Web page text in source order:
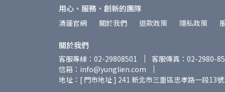
用心、服務、創新的團隊
湧蓮官網 關於我們 退款政策 隱私政策
關於我們
客服專線：02-29808501
客服傳真：02-2980-
信箱：info@yunglien.com
地址：[ 門市地址 ] 241 新北市三重區忠孝路一段